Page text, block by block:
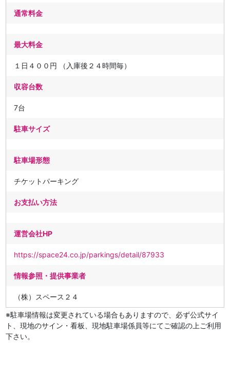
通常料金
最大料金
１日４００円 （入庫後２４時間毎）
収容台数
7台
駐車サイズ
駐車場形態
チケットパーキング
お支払い方法
運営会社HP
https://space24.co.jp/parkings/detail/87933
情報参照・提供事業者
（株）スペース２４
※駐車場情報は変更されている場合もありますので、必ず公式サイ
ト、現地のサイン・看板、現地駐車場係員等にてご確認の上ご利用
下さい。